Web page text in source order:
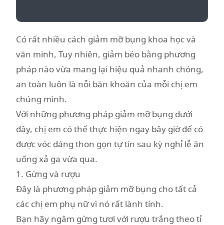
Có rất nhiều cách giảm mỡ bụng khoa học và
văn minh, Tuy nhiên, giảm béo bằng phương
pháp nào vừa mang lại hiệu quả nhanh chóng,
an toàn luôn là nỗi băn khoăn của mỗi chị em
chúng mình.
Với những phương pháp giảm mỡ bụng dưới
đây, chị em có thể thực hiện ngay bây giờ để có
được vóc dáng thon gọn tự tin sau kỳ nghỉ lễ ăn
uống xả ga vừa qua.
1. Gừng và rượu
Đây là phương pháp giảm mỡ bụng cho tất cả
các chị em phụ nữ vì nó rất lành tính.
Bạn hãy ngâm gừng tươi với rượu trắng theo tỉ